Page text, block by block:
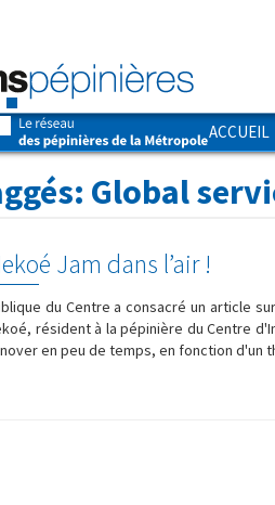
ACCUEIL
Global
Jam dans l’air !
du Centre a consacré un article
résident à la pépinière du Centre
en peu de temps, en fonction